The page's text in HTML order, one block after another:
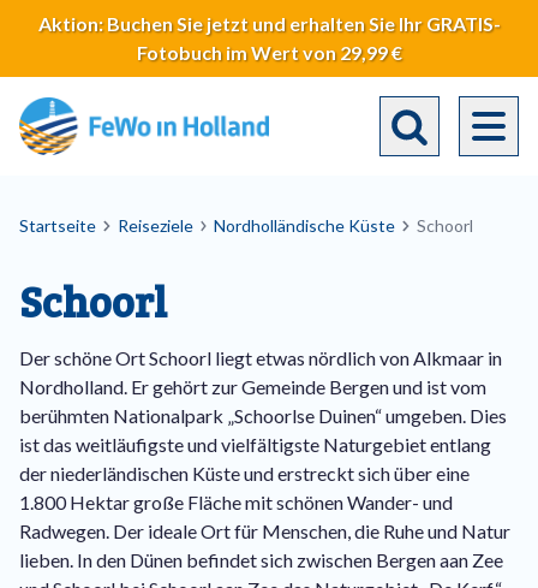
Direkt
Inhalt
Aktion: Buchen Sie jetzt und erhalten Sie Ihr GRATIS-
Fotobuch im Wert von 29,99 €
Toggle search
Breadcrumb
Startseite Reiseziele Nordholländische Küste Schoorl
Schoorl
Der schöne Ort Schoorl liegt etwas nördlich von Alkmaar in
Nordholland. Er gehört zur Gemeinde Bergen und ist vom
berühmten Nationalpark „Schoorlse Duinen“ umgeben. Dies
ist das weitläufigste und vielfältigste Naturgebiet entlang
der niederländischen Küste und erstreckt sich über eine
1.800 Hektar große Fläche mit schönen Wander- und
Radwegen. Der ideale Ort für Menschen, die Ruhe und Natur
lieben. In den Dünen befindet sich zwischen Bergen aan Zee